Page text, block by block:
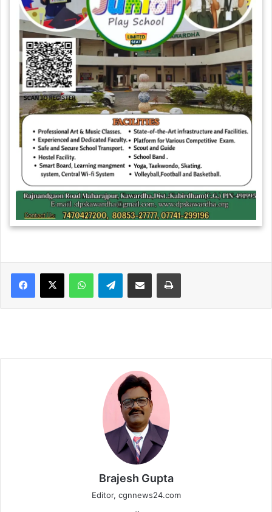
WhatsAppTelegramShare via Email Print
Brajesh Gupta
Editor, cgnnews24.com